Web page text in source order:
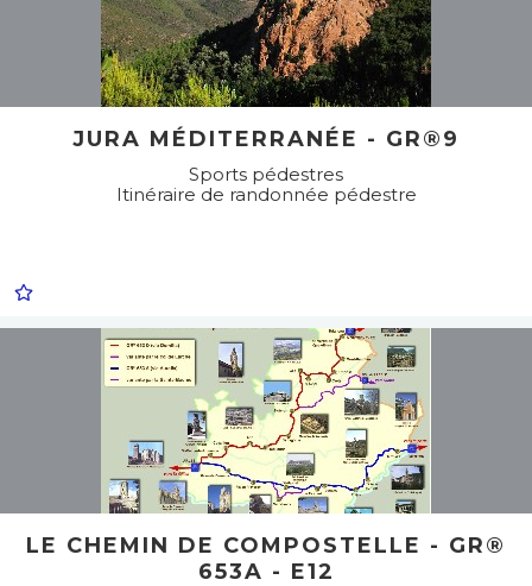
JURA MÉDITERRANÉE - GR®9
Sports pédestres
Itinéraire de randonnée pédestre
LE CHEMIN DE COMPOSTELLE - GR®
653A - E12